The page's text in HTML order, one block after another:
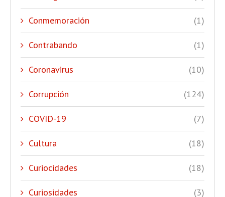
Conmemoración (1)
Contrabando (1)
Coronavirus (10)
Corrupción (124)
COVID-19 (7)
Cultura (18)
Curiocidades (18)
Curiosidades (3)